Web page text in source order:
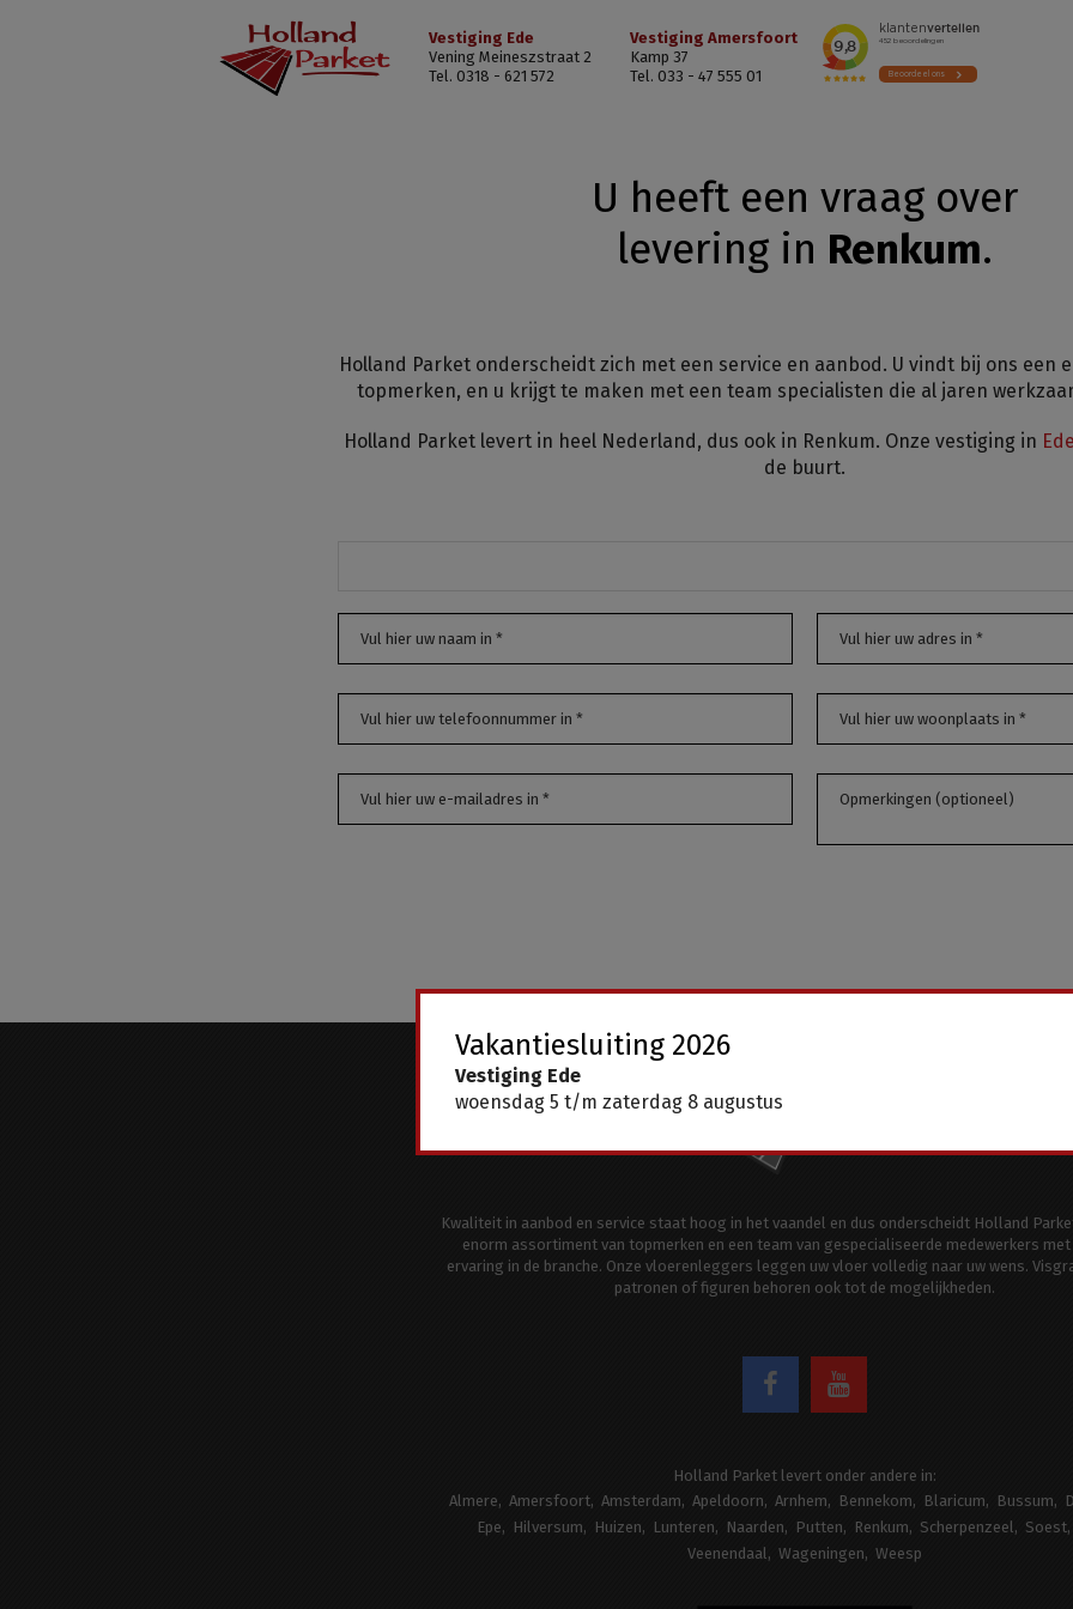
Vestiging Ede
Vening Meineszstraat 2
Tel. 0318 - 621 572
Vestiging Amersfoort
Kamp 37
Tel. 033 - 47 555 01
U heeft een vraag over
levering in Renkum.
Holland Parket onderscheidt zich met een service en aanbod. U vindt bij ons een
topmerken, en u krijgt te maken met een team specialisten die al jaren
Holland Parket levert in heel Nederland, dus ook in Renkum. Onze vestiging in Ede
de buurt.
Kwaliteit in aanbod en service staat hoog in het vaandel en dus onderscheidt Holland
enorm assortiment van topmerken en een team van gespecialiseerde medewerkers
ervaring in de branche. Onze vloerenleggers leggen uw vloer volledig naar uw wens.
patronen of figuren behoren ook tot de mogelijkheden.
Holland Parket levert onder andere in:
Almere
Amersfoort Amsterdam Apeldoorn Arnhem Bennekom Blaricum Bussum
Epe
Hilversum Huizen Lunteren Naarden Putten Renkum Scherpenzeel Soest
Veenendaal
Wageningen Weesp
Vakantiesluiting 2026
Vestiging Ede
woensdag 5 t/m zaterdag 8 augustus